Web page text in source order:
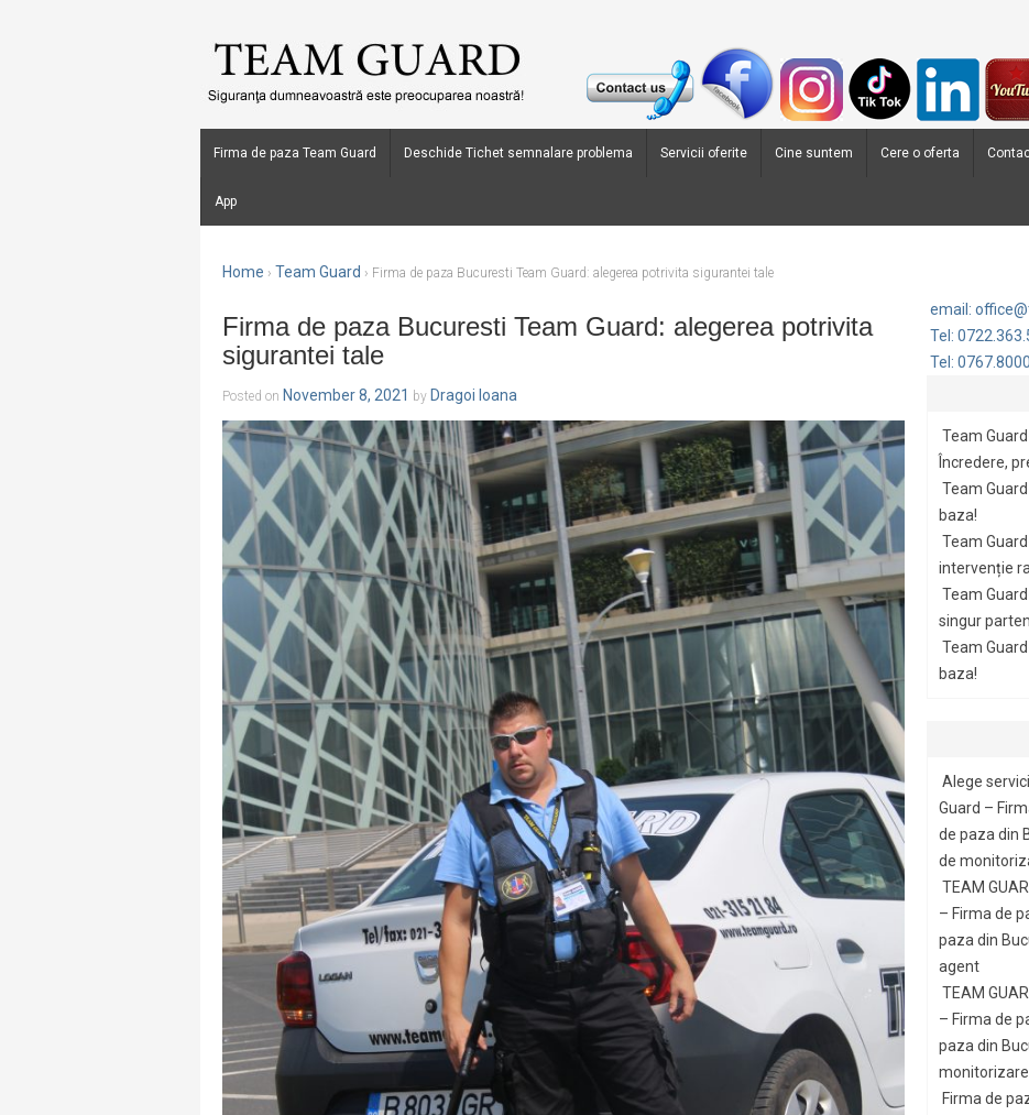
Firma de paza Team Guard Deschide Tichet semnalare problema Servicii oferite Cine suntem Cere o oferta
App
Home › Team Guard › Firma de paza Bucuresti Team Guard: alegerea potrivita sigurantei tale
Firma de paza Bucuresti Team Guard: alegerea potrivita
sigurantei tale
Posted on November 8, 2021 by Dragoi Ioana
email:
Tel:
Tel:
Team
Încredere,
Team
baza!
Team
intervenție
Team
singur
Team
baza!
Alege
Guard –
de paza din
de
TEAM
– Firma de
paza din
agent
TEAM
– Firma de
paza din
Firma de